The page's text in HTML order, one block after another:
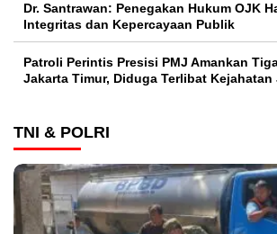
Dr. Santrawan: Penegakan Hukum OJK
Integritas dan Kepercayaan Publik
Patroli Perintis Presisi PMJ Amankan
Jakarta Timur, Diduga Terlibat Kejahatan
TNI & POLRI